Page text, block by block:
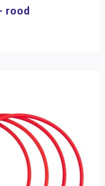
rood